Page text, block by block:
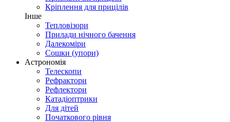
Кріплення для прицілів
Інше
Тепловізори
Прилади нічного бачення
Далекоміри
Сошки (упори)
Астрономія
Телескопи
Рефрактори
Рефлектори
Катадіоптрики
Для дітей
Початкового рівня